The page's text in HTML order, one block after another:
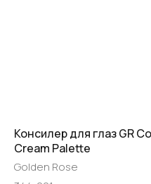
Консилер для глаз GR
Cream Palette
Golden Rose